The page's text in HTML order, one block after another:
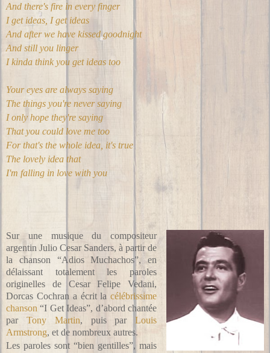
And there's fire in every finger
I get ideas, I get ideas
And after we have kissed goodnight
And still you linger
I kinda think you get ideas too
Your eyes are always saying
The things you're never saying
I only hope they're saying
That you could love me too
For that's the whole idea, it's true
The lovely idea that
I'm falling in love with you
Sur une musique du compositeur
argentinJulio Cesar Sanders, à partir de
la chanson “Adios Muchachos”, en
délaissant totalement les paroles
originelles de Cesar Felipe Vedani,
Dorcas Cochran a écrit lacélébrissime
chanson “I Get Ideas”, d’abord chantée
par Tony Martin, puis parLouis
Armstrong, et de nombreux autres.
Les paroles sont “bien gentilles”, mais